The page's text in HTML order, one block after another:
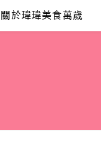
關於瑋瑋美食萬歲